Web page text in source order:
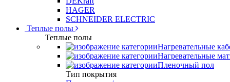
HAGER
SCHNEIDER ELECTRIC
Теплые полы
Теплые полы
Нагревательные
Нагревательные
Пленочный пол
Тип покрытия